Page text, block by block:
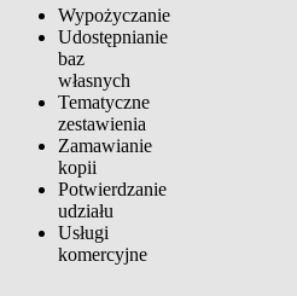
Wypożyczanie
Udostępnianie
baz
własnych
Tematyczne
zestawienia
Zamawianie
kopii
Potwierdzanie
udziału
Usługi
komercyjne